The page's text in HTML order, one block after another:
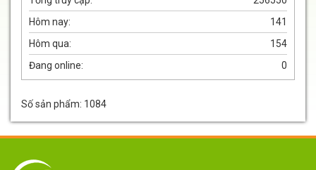
141
Hôm nay:
154
Hôm qua:
0
Đang online:
Số sản phẩm: 1084